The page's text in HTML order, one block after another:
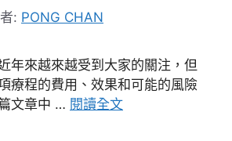
: PONG CHAN
年來越來越受到大家的關注，但
療程的費用、效果和可能的風險
文章中 … 閱讀全文